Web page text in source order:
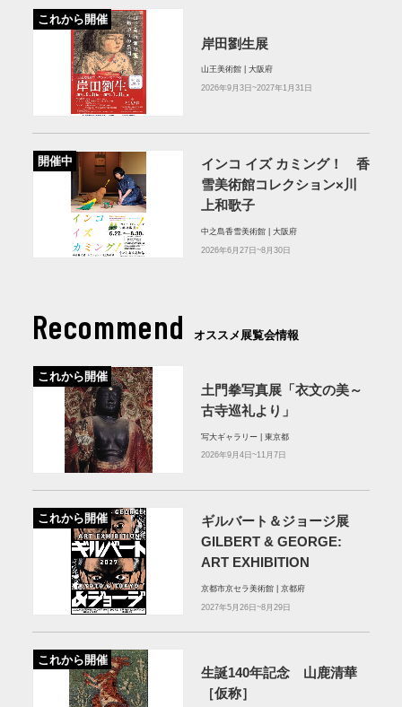
これから開催
岸田劉生展
山王美術館 | 大阪府
2026年9月3日~2027年1月31日
開催中
インコ イズ カミング！ 香
雪美術館コレクション×川
上和歌子
中之島香雪美術館 | 大阪府
2026年6月27日~8月30日
Recommend オススメ展覧会情報
これから開催
土門拳写真展「衣文の美～
古寺巡礼より」
写大ギャラリー | 東京都
2026年9月4日~11月7日
これから開催
ギルバート＆ジョージ展
GILBERT & GEORGE:
ART EXHIBITION
京都市京セラ美術館 | 京都府
2027年5月26日~8月29日
これから開催
生誕140年記念 山鹿清華
［仮称］